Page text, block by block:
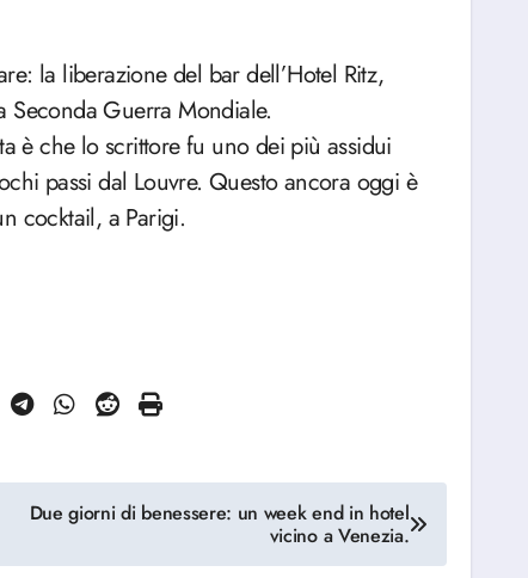
la liberazione del bar dell’Hotel Ritz,
Seconda Guerra Mondiale.
è che lo scrittore fu uno dei più assidui
passi dal Louvre. Questo ancora oggi è
cocktail, a Parigi.
Due giorni di benessere: un week end in hotel
vicino a Venezia.